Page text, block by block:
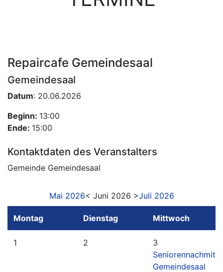
Repaircafe Gemeindesaal
Gemeindesaal
Datum: 20.06.2026
Beginn: 13:00
Ende: 15:00
Kontaktdaten des Veranstalters
Gemeinde Gemeindesaal
Mai 2026< Juni 2026 >Juli 2026
Montag Dienstag Mittwoch
1 2
3
Gemeindesaal